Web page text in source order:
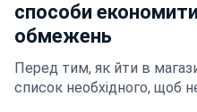
способи
обмежень
Перед тим, як йти в
список необхідного, щоб